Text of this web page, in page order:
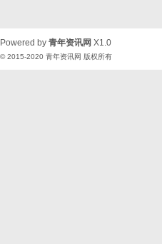
Powered by 青年资讯网 X1.0
© 2015-2020 青年资讯网 版权所有